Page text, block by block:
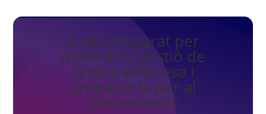
Estàs preparat per
millorar la gestió de
la teva empresa i
preparar-la per al
creixement?